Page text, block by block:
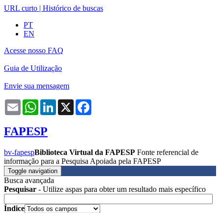
URL curto | Histórico de buscas
PT
EN
Acesse nosso FAQ
Guia de Utilização
Envie sua mensagem
Email WhatsAppLinkedIn
X
FAPESP
bv-fapespBiblioteca Virtual da FAPESP Fonte referencial de
informação para a Pesquisa Apoiada pela FAPESP
Toggle navigation
Busca avançada
Pesquisar - Utilize aspas para obter um resultado mais específico
Índice